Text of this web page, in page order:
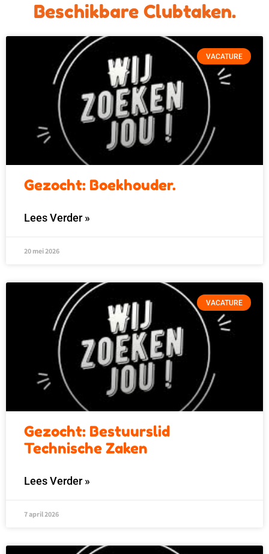
Beschikbare Clubtaken.
VACATURE
Gezocht: Boekhouder.
Lees Verder »
20 mei 2026
VACATURE
Gezocht: Bestuurslid
Technische Zaken
Lees Verder »
7 april 2026